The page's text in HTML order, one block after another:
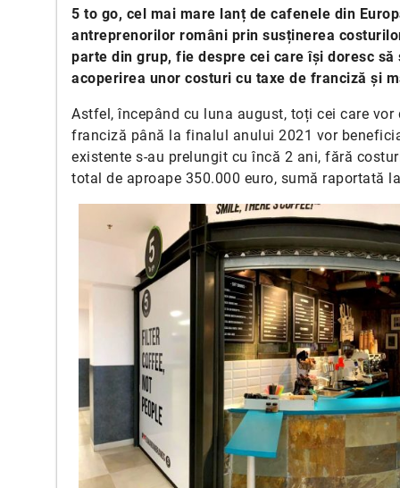
5 to go, cel mai mare lanț de cafenele din
antreprenorilor români prin susținerea
parte din grup, fie despre cei care își doresc
acoperirea unor costuri cu taxe de franciză și
Astfel, începând cu luna august, toți cei care
franciză până la finalul anului 2021 vor
existente s-au prelungit cu încă 2 ani, fără
total de aproape 350.000 euro, sumă raportată